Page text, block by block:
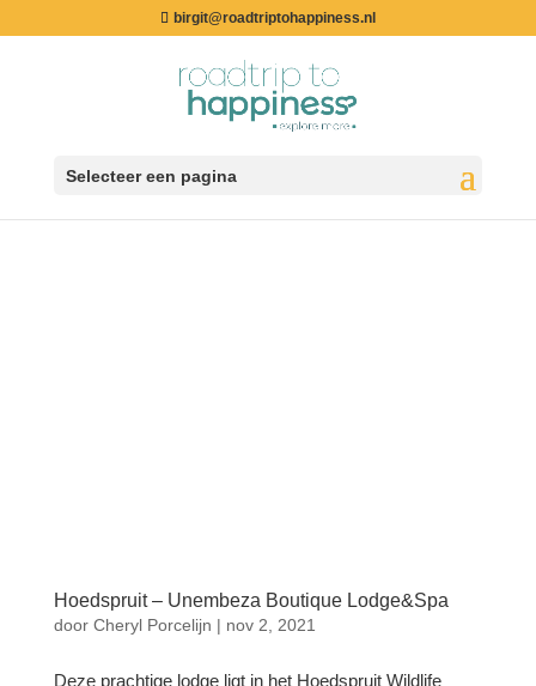
birgit@roadtriptohappiness.nl
Selecteer een pagina
Hoedspruit – Unembeza Boutique Lodge&Spa
door Cheryl Porcelijn | nov 2, 2021
Deze prachtige lodge ligt in het Hoedspruit Wildlife